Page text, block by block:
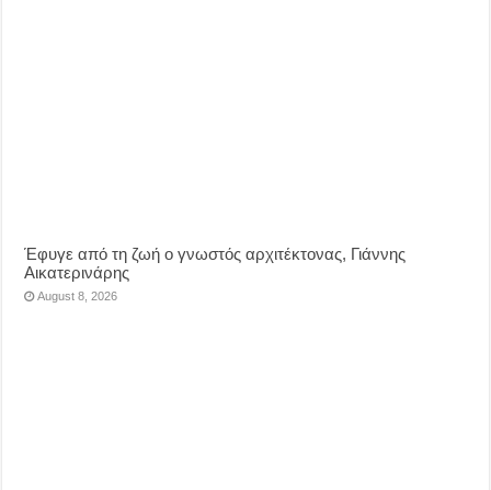
Έφυγε από τη ζωή ο γνωστός αρχιτέκτονας, Γιάννης
Αικατερινάρης
August 8, 2026